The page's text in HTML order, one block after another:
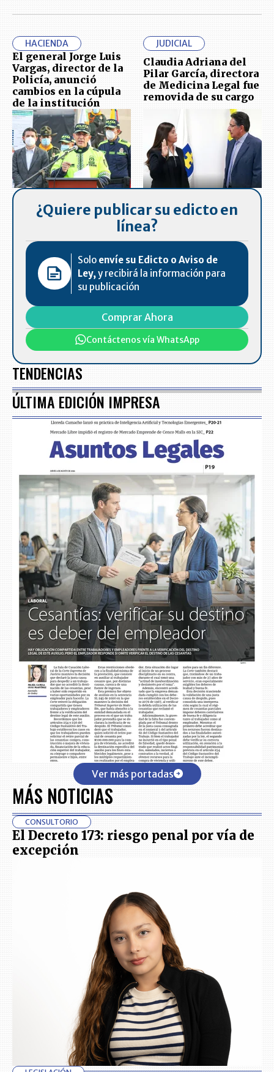
HACIENDA
El general Jorge Luis
Vargas, director de la
Policía, anunció
cambios en la cúpula
de la institución
JUDICIAL
Claudia Adriana del
Pilar García, directora
de Medicina Legal fue
removida de su cargo
¿Quiere publicar su edicto en
línea?
Solo envíe su Edicto o Aviso de
Ley,y recibirá la información para
su publicación
Comprar Ahora
Contáctenos vía WhatsApp
TENDENCIAS
ÚLTIMA EDICIÓN IMPRESA
Ver más portadas
MÁS NOTICIAS
CONSULTORIO
El Decreto 173: riesgo penal por vía de
excepción